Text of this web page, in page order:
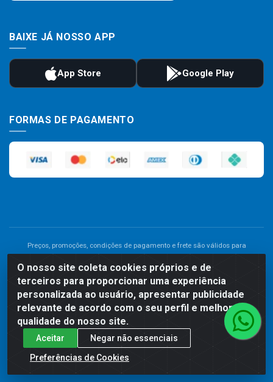
O nosso site coleta cookies próprios e de
terceiros para proporcionar uma experiência
personalizada ao usuário, apresentar publicidade
relevante de acordo com o seu perfil e melhorar a
qualidade do nosso site.
Aceitar
Negar não essenciais
Preferências de Cookies
BAIXE JÁ NOSSO APP
FORMAS DE PAGAMENTO
Preços, promoções, condições de pagamento e frete são válidos para
preço de um produto, será válido o preço que for exibido no carrinho de
compras do site no momento do pagamento. As vendas estão sujeitas a
análise e disponibilidade do estoque. Imagens de produtos meramente
Comercial de Construção 2001 LTDA - Av. Congresso
Eucarístico, 1179 - São José, Carpina - PE - CEP: 55811-000 -
70.220.389/0001-66